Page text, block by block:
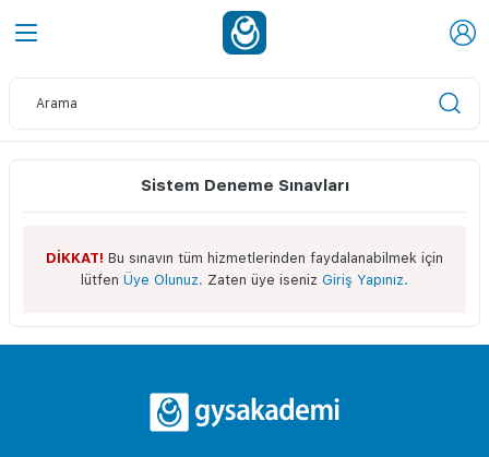
Sistem Deneme Sınavları
DİKKAT! Bu sınavın tüm hizmetlerinden faydalanabilmek için
lütfen Üye Olunuz. Zaten üye iseniz Giriş Yapınız.